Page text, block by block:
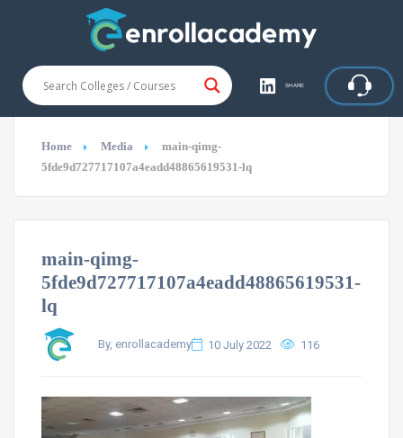
SHARE
Home Media
main-qimg-
5fde9d727717107a4eadd48865619531-lq
main-qimg-
5fde9d727717107a4eadd48865619531-
lq
By, enrollacademy 10 July 2022 116